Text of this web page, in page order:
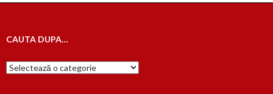
articole
CAUTA DUPA…
Cauta
dupa…